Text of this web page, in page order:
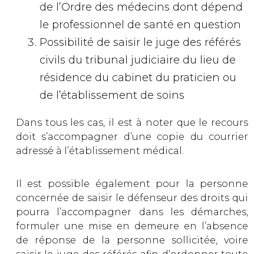
de l’Ordre des médecins dont dépend
le professionnel de santé en question
Possibilité de saisir le juge des référés
civils du tribunal judiciaire du lieu de
résidence du cabinet du praticien ou
de l’établissement de soins
Dans tous les cas, il est à noter que le recours
doit s’accompagner d’une copie du courrier
adressé à l’établissement médical.
Il est possible également pour la personne
concernée de saisir le défenseur des droits qui
pourra l’accompagner dans les démarches,
formuler une mise en demeure en l’absence
de réponse de la personne sollicitée, voire